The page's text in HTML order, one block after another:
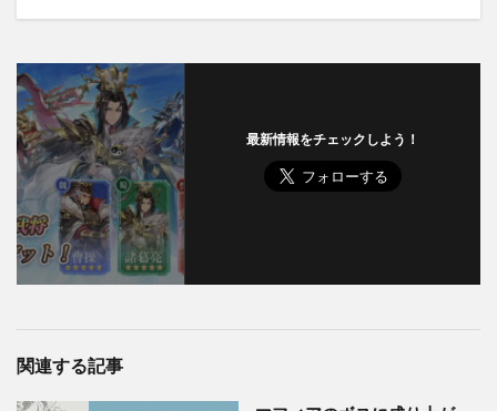
最新情報をチェックしよう！
関連する記事